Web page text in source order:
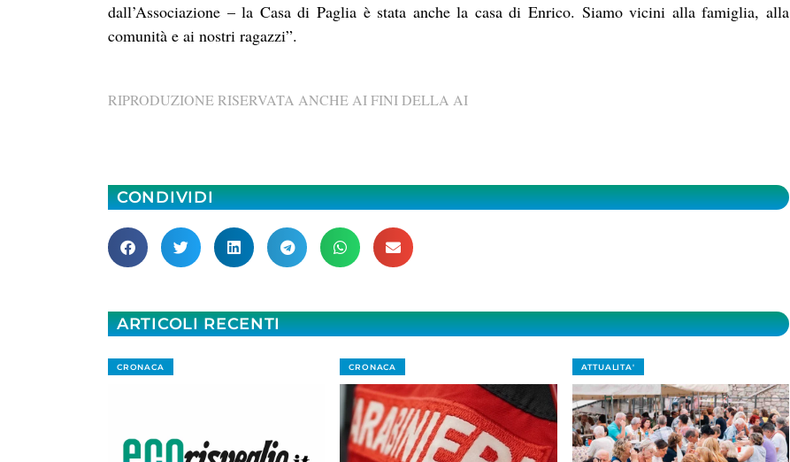
dall’Associazione – la Casa di Paglia è stata anche la casa di Enrico. Siamo vicini alla famiglia, alla
comunità e ai nostri ragazzi”.
RIPRODUZIONE RISERVATA ANCHE AI FINI DELLA AI
CONDIVIDI
ARTICOLI RECENTI
CRONACA CRONACA ATTUALITA'